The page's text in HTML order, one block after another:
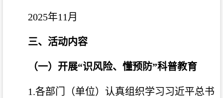
2025年11 月
三、活动内容
（一）开展“识风险、懂预防”科普教育
1.各部门（单位）认真组织学习习近平总书